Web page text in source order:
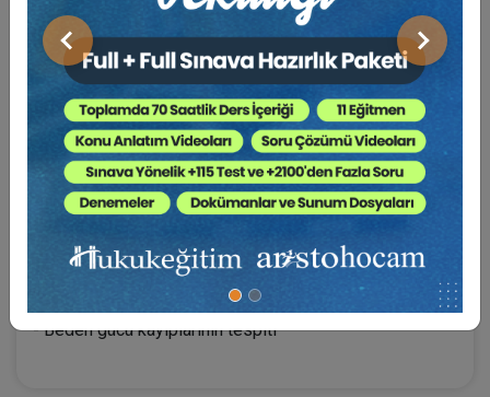
Önceki Sonraki
- Belirsiz alacak davası
- Belirsiz alacak davasında manevi tazminat istenmesi
- Evlenme şansını belirleme tarihi
- Sigorta ibranameleri
- Türk Borçlar Kanunu'nun zamanaşımı hükümleri
hakkında
- Yaşam boyu bakım giderleri hakkında
- Islahla zamanaşımı savunması yapılamamalıdır
- Tazminat hesapları
- Hatır taşıması, hatır için kullanma, kullandırma
- Yetersiz ödemelerin iptali
- Ticaret mahkemelerinde arabuluculuk
- Beden gücü kayıplarının tespiti